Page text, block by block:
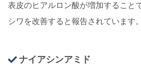
表皮のヒアルロン酸が増加すること
シワを改善すると報告されています。
ナイアシンアミド